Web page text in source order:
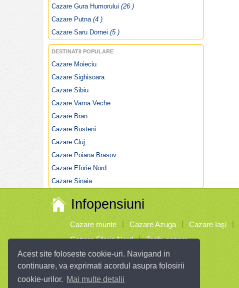
Acest site foloseste cookie-uri. Navigand in
continuare, va exprimati acordul asupra folosirii
cookie-urilor. Mai multe detalii
Specialitati culinare Paltinoasa
Restaurante si cluburi Paltinoasa
Vremea Paltinoasa
Cazare Gura Humorului (26 )
Cazare Putna (4 )
Cazare Saru Dornei (5 )
DESTINATII POPULARE
Cazare Moieciu
Cazare Sighisoara
Cazare Sibiu
Cazare Vama Veche
Cazare Bran
Cazare Busteni
Cazare Cluj
Cazare Poiana Brasov
Cazare Eforie Nord
Cazare Sinaia
Infopensiuni
Cazare munte Cazare Azuga Cazare Iaşi
Cazare Eforie Nord
Tarife cazare
Parteneri
Vremea